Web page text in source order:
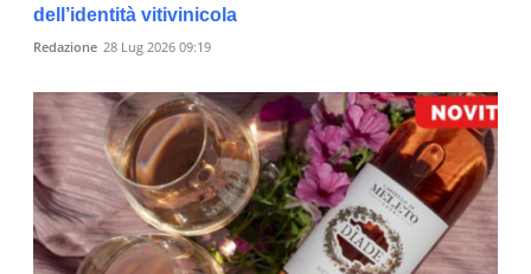
dell’identità vitivinicola
Redazione 28 Lug 2026 09:19